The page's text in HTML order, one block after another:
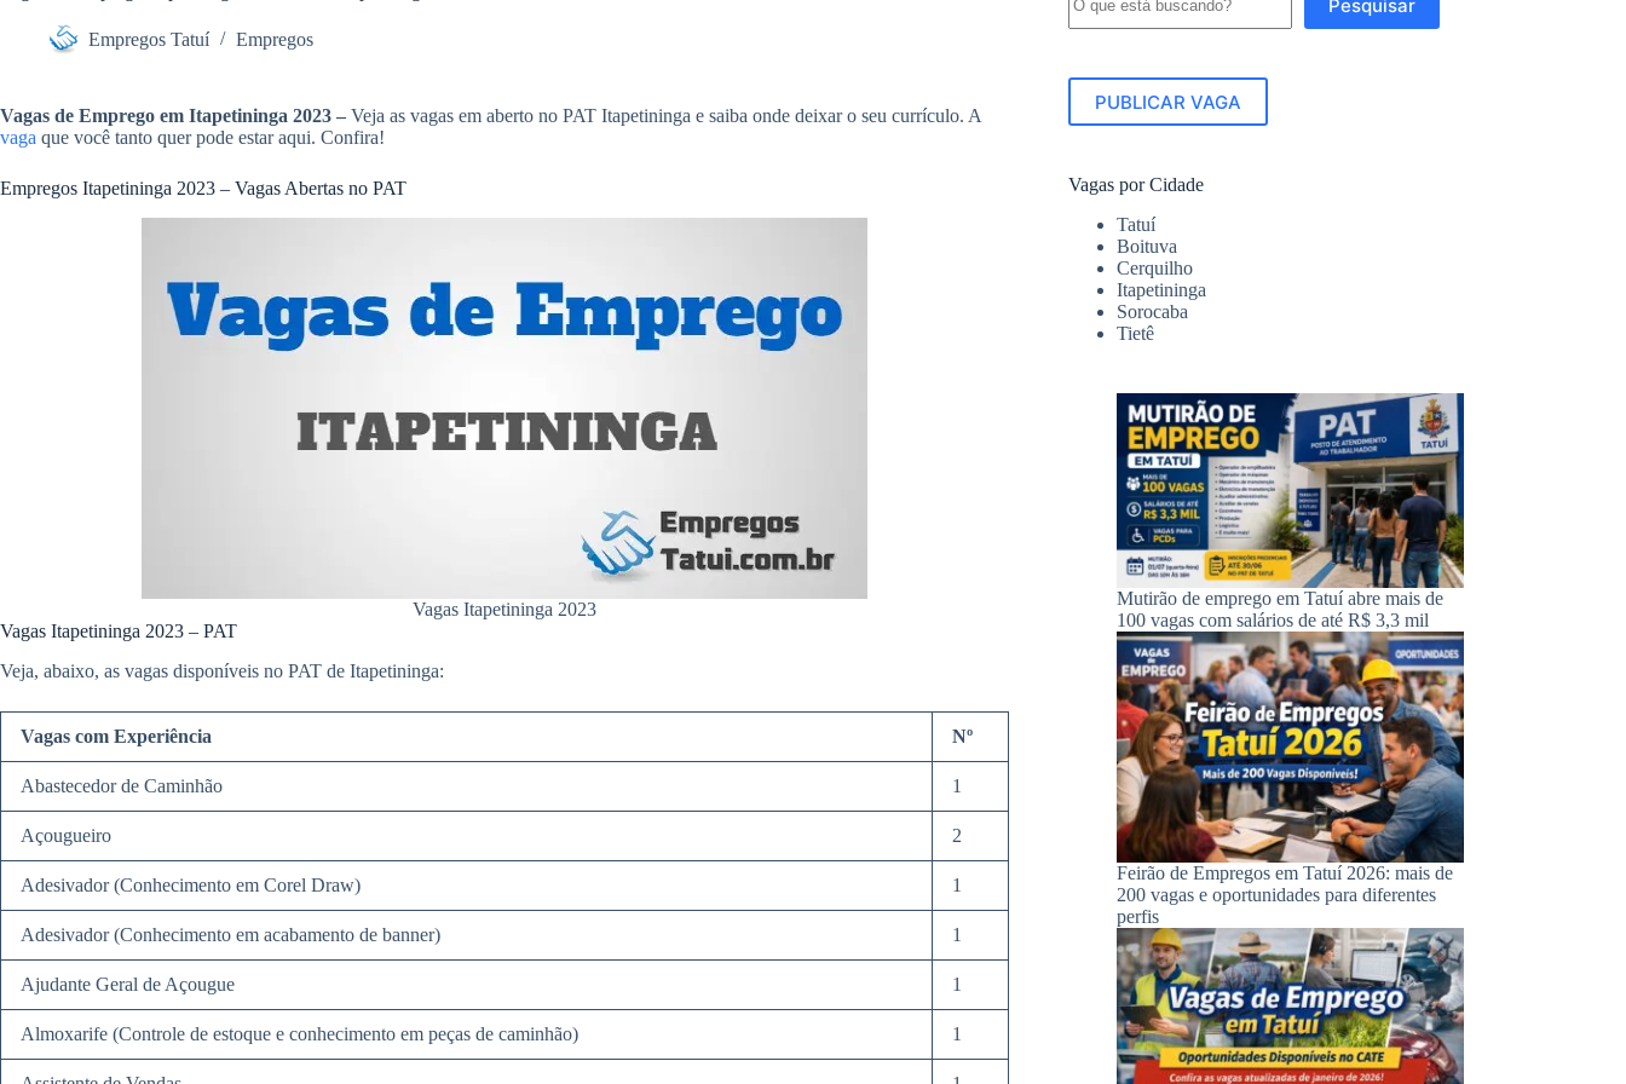
Empregos Tatuí Empregos
Vagas de Emprego em Itapetininga 2023 – Veja as vagas em aberto no PAT Itapetininga e saiba onde deixar o seu currículo. A
vaga que você tanto quer pode estar aqui. Confira!
Empregos Itapetininga 2023 – Vagas Abertas no PAT
Vagas Itapetininga 2023
Vagas Itapetininga 2023 – PAT
Veja, abaixo, as vagas disponíveis no PAT de Itapetininga:
Vagas com Experiência Nº
Abastecedor de Caminhão 1
Açougueiro 2
Adesivador (Conhecimento em Corel Draw) 1
Adesivador (Conhecimento em acabamento de banner) 1
Ajudante Geral de Açougue 1
Almoxarife (Controle de estoque e conhecimento em peças de caminhão) 1
Pesquisar
PUBLICAR VAGA
Vagas por Cidade
Tatuí
Boituva
Cerquilho
Itapetininga
Sorocaba
Tietê
Mutirão de emprego em Tatuí abre mais de
100 vagas com salários de até R$ 3,3 mil
Feirão de Empregos em Tatuí 2026: mais de
200 vagas e oportunidades para diferentes
perfis
n